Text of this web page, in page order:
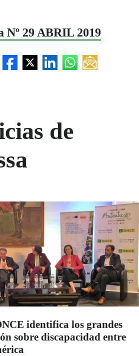
Nº 29 ABRIL 2019
de
identifica los grandes
sobre discapacidad entre